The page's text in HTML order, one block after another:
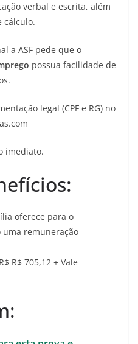
verbal e escrita, além
cálculo.
a ASF pede que o
possua facilidade de
legal (CPF e RG) no
imediato.
oferece para o
remuneração
R$ 705,12 + Vale